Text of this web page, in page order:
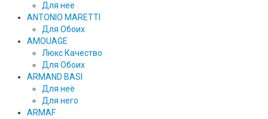
Для нее
ANTONIO MARETTI
Для Обоих
AMOUAGE
Люкс Качество
Для Обоих
ARMAND BASI
Для неё
Для него
ARMAF